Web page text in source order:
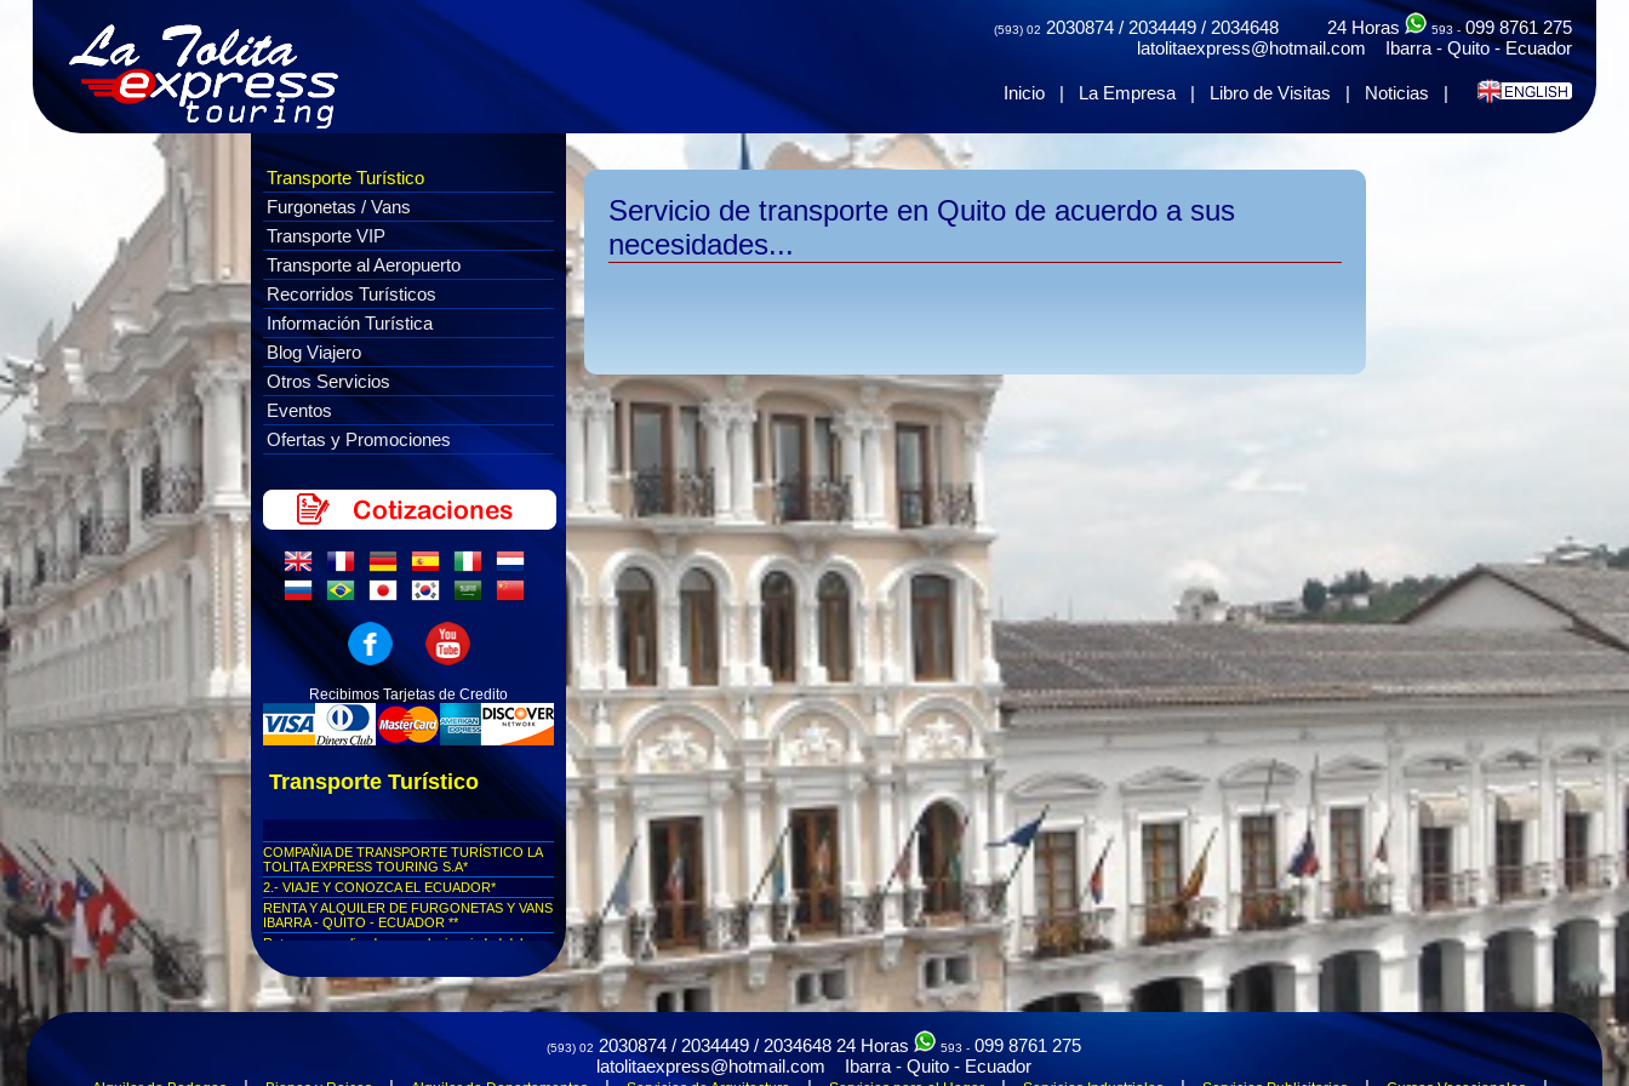
(593) 02 2030874 / 2034449 / 2034648 24 Horas 593 -099 8761 275
latolitaexpress@hotmail.com Ibarra - Quito - Ecuador
Inicio | La Empresa | Libro de Visitas | Noticias |
Servicio de transporte en Quito de acuerdo a sus
necesidades...
Transporte Turístico
Furgonetas / Vans
Transporte VIP
Transporte al Aeropuerto
Recorridos Turísticos
Información Turística
Blog Viajero
Otros Servicios
Eventos
Ofertas y Promociones
Recibimos Tarjetas de Credito
Transporte Turístico
COMPAÑIA DE TRANSPORTE TURÍSTICO LA
TOLITA EXPRESS TOURING S.A*
2.- VIAJE Y CONOZCA EL ECUADOR*
RENTA Y ALQUILER DE FURGONETAS Y VANS
IBARRA - QUITO - ECUADOR **
Rutas personalizadas a cualquier ciudad del
Ecuador...
Viajes seguros al Cotopaxi...
Viajes seguros a Parque Nacional Yasuní
Viajes seguros al Parque Nacional Las Cajas
Viajes seguros al Centro Histórico de Quito
Viajes seguros a la Mitad del Mundo
(593) 02 2030874 / 2034449 / 2034648 24 Horas 593 - 099 8761 275
latolitaexpress@hotmail.com Ibarra - Quito - Ecuador